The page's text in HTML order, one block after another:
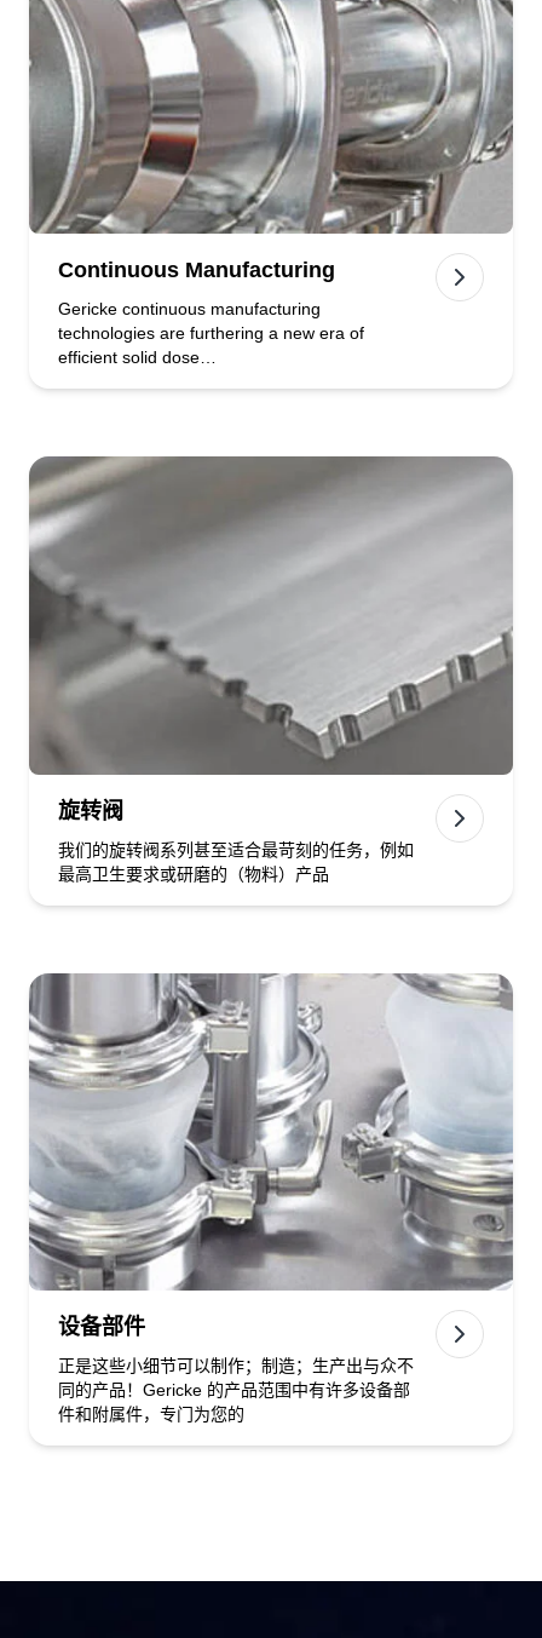
Continuous Manufacturing
Gericke continuous manufacturing
technologies are furthering a new era of
efficient solid dose…
旋转阀
我们的旋转阀系列甚至适合最苛刻的任务，例如
最高卫生要求或研磨的（物料）产品
设备部件
正是这些小细节可以制作；制造；生产出与众不
同的产品！Gericke 的产品范围中有许多设备部
件和附属件，专门为您的